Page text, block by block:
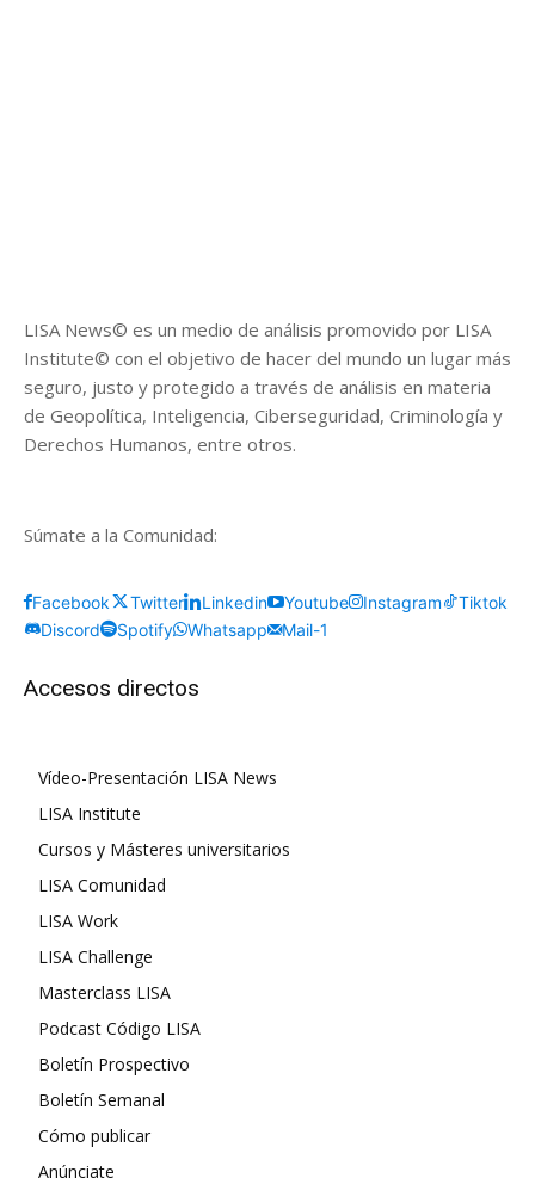
LISA News© es un medio de análisis promovido por LISA
Institute© con el objetivo de hacer del mundo un lugar más
seguro, justo y protegido a través de análisis en materia
de Geopolítica, Inteligencia, Ciberseguridad, Criminología y
Derechos Humanos, entre otros.
Súmate a la Comunidad:
Facebook Twitter Linkedin Youtube Instagram
Tiktok
Discord
Spotify Whatsapp Mail-1
Accesos directos
Vídeo-Presentación LISA News
LISA Institute
Cursos y Másteres universitarios
LISA Comunidad
LISA Work
LISA Challenge
Masterclass LISA
Podcast Código LISA
Boletín Prospectivo
Boletín Semanal
Cómo publicar
Anúnciate